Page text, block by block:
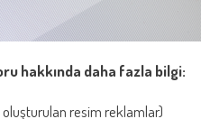
hakkında daha fazla bilgi:
oluşturulan resim reklamlar)